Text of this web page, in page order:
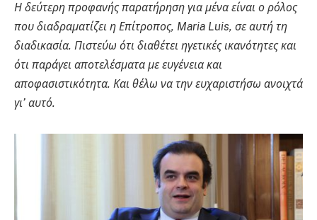
Η δεύτερη προφανής παρατήρηση για μένα είναι ο ρόλος
που διαδραματίζει η Επίτροπος, Maria Luis, σε αυτή τη
διαδικασία. Πιστεύω ότι διαθέτει ηγετικές ικανότητες και
ότι παράγει αποτελέσματα με ευγένεια και
αποφασιστικότητα. Και θέλω να την ευχαριστήσω ανοιχτά
γι’ αυτό.